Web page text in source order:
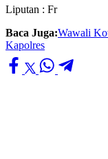
Liputan : Fr
Baca Juga:Wawali
Kapolres